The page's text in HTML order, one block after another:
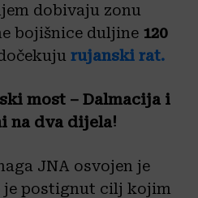
dobivaju zonu
bojišnice duljine 120
rujanski rat.
most – Dalmacija i
na dva dijela!
JNA osvojen je
je postignut cilj kojim